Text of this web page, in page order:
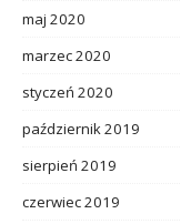
maj 2020
marzec 2020
styczeń 2020
październik 2019
sierpień 2019
czerwiec 2019